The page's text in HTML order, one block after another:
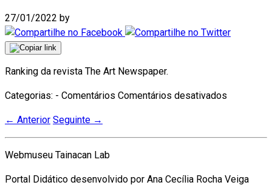
27/01/2022 by
Ranking da revista The Art Newspaper.
Categorias: - Comentários Comentários desativados
← Anterior Seguinte →
Webmuseu Tainacan Lab
Portal Didático desenvolvido por Ana Cecília Rocha Veiga